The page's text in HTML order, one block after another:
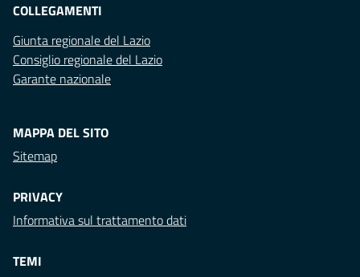
COLLEGAMENTI
Giunta regionale del Lazio
Consiglio regionale del Lazio
Garante nazionale
MAPPA DEL SITO
Sitemap
PRIVACY
Informativa sul trattamento dati
TEMI